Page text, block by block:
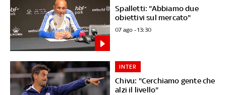
Spalletti: "Abbiamo due
obiettivi sul mercato"
07 ago - 13:30
Chivu: "Cerchiamo gente che
alzi il livello"
INTER